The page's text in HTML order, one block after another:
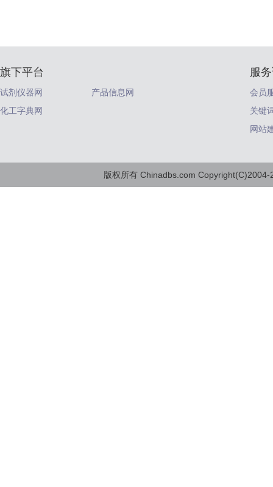
旗下平台
试剂仪器网
产品信息网
化工字典网
服
会员
关键
网站
版权所有 Chinadbs.com